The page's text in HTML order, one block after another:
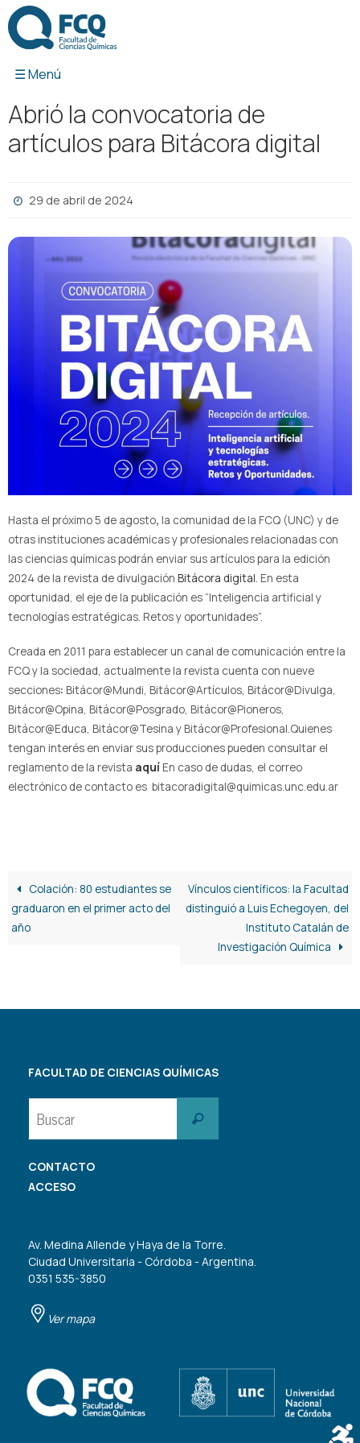
contenido
Abrió la convocatoria de
artículos para Bitácora digital
29 de abril de 2024
Hasta el próximo 5 de agosto, la comunidad de la FCQ (UNC) y de
otras instituciones académicas y profesionales relacionadas con
las ciencias químicas podrán enviar sus artículos para la edición
2024 de la revista de divulgación Bitácora digital. En esta
oportunidad, el eje de la publicación es “Inteligencia artificial y
tecnologías estratégicas. Retos y oportunidades”.
Creada en 2011 para establecer un canal de comunicación entre la
FCQ y la sociedad, actualmente la revista cuenta con nueve
secciones: Bitácor@Mundi, Bitácor@Artículos, Bitácor@Divulga,
Bitácor@Opina, Bitácor@Posgrado, Bitácor@Pioneros,
Bitácor@Educa, Bitácor@Tesina y Bitácor@Profesional.Quienes
tengan interés en enviar sus producciones pueden consultar el
reglamento de la revista aquí En caso de dudas, el correo
electrónico de contacto es bitacoradigital@quimicas.unc.edu.ar
Colación: 80 estudiantes se
graduaron en el primer acto del
año
Vínculos científicos: la Facultad
distinguió a Luis Echegoyen, del
Instituto Catalán de
Investigación Química
FACULTAD DE CIENCIAS QUÍMICAS
Buscar
CONTACTO
ACCESO
Av. Medina Allende y Haya de la Torre.
Ciudad Universitaria - Córdoba - Argentina.
0351 535-3850
Ver mapa